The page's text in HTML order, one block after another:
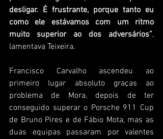
desligar. É frustrante, porque tanto eu
como ele estávamos com um ritmo
muito superior ao dos adversários”,
lamentava Teixeira.
Francisco Carvalho ascendeu ao
primeiro lugar absoluto graças ao
problema de Mora, depois de ter
conseguido superar o Porsche 911 Cup
de Bruno Pires e de Fábio Mota, mas as
duas equipas passaram por valentes